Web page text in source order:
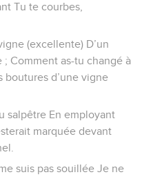
Tu te courbes,
(excellente) D’un
; Comment as-tu changé à
boutures d’une vigne
salpêtre En employant
marquée devant
suis pas souillée Je ne